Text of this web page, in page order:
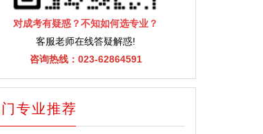
对成考有疑惑？不知如何选专业？
客服老师在线答疑解惑!
咨询热线：023-62864591
专业推荐